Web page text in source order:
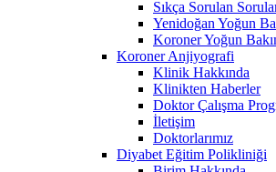
Sıkça Sorulan
Yenidoğan Yoğun
Koroner Yoğun
Koroner Anjiyografi
Klinik Hakkında
Klinikten Haberler
Doktor Çalışma
İletişim
Doktorlarımız
Diyabet Eğitim Polikliniği